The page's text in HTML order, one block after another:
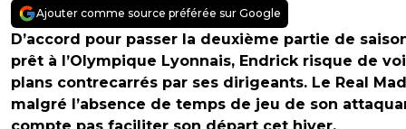
Ajouter comme source préférée sur Google
D’accord pour passer la deuxième partie de
prêt à l’Olympique Lyonnais, Endrick risque de
plans contrecarrés par ses dirigeants. Le Real
malgré l’absence de temps de jeu de son